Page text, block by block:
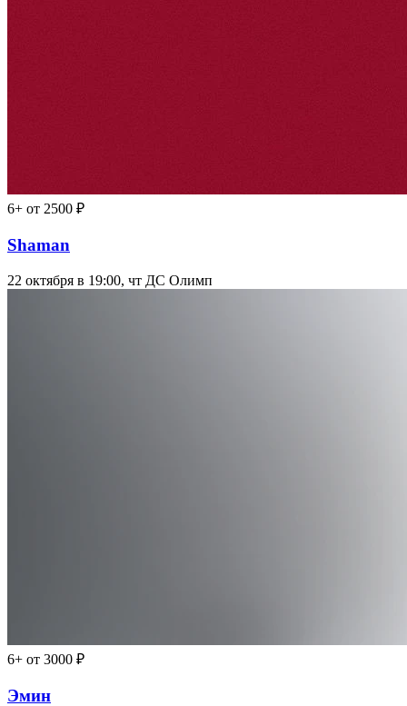
6+ от 2500 ₽
Shaman
22 октября в 19:00, чт ДС Олимп
6+ от 3000 ₽
Эмин